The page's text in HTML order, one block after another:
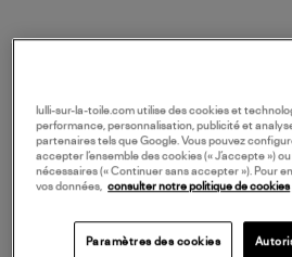
lulli-sur-la-toile.com utilise des cookies et
performance, personnalisation, publicité et
partenaires tels que Google. Vous pouvez
accepter l’ensemble des cookies (« J’accepte »)
nécessaires (« Continuer sans accepter »). Pour
vos données, consulter notre politique de cookies
Paramètres des cookies